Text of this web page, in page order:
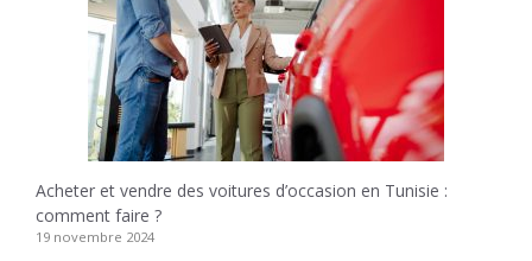
Acheter et vendre des voitures d’occasion en Tunisie :
comment faire ?
19 novembre 2024